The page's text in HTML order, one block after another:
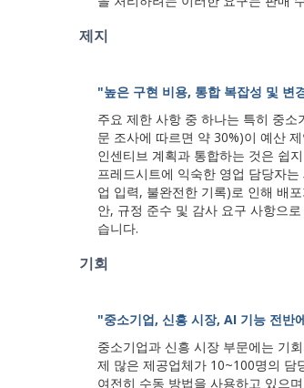
제지
"높은 구현 비용, 통합 복잡성 및 변
주요 제한 사항 중 하나는 특히 중
문 조사에 따르면 약 30%)이 예산
인센티브 계획과 통합하는 것은 쉽
프레드시트에 익숙한 영업 담당자
업 입력, 불완전한 기록)로 인해 배
안, 규정 준수 및 감사 요구 사항으
습니다.
기회
"중소기업, 신흥 시장, AI 기능 전반
중소기업과 신흥 시장 부문에는 기
제 많은 제공업체가 10~100명의 담
여전히 수동 방법을 사용하고 있으